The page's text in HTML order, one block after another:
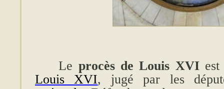
Le procès de Louis XVIest
Louis XVI, jugé par les